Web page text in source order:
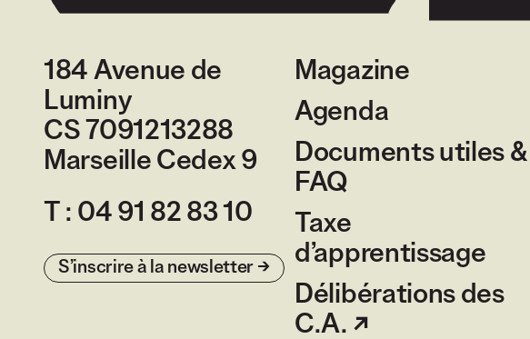
184 Avenue de
Luminy
CS 7091213288
Marseille Cedex 9 France
T : 04 91 82 83 10
S’inscrire à la newsletter
Magazine
Agenda
Documents utiles &
FAQ
Taxe
d’apprentissage
Délibérations des
C.A.